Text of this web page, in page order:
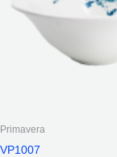
Primavera
VP1007